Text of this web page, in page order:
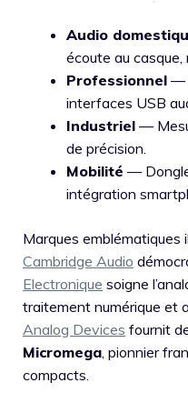
Audio
écoute au casque,
Professionnel —
interfaces USB
Industriel —
de précision.
Mobilité —
intégration
Marques emblématiques
Cambridge Audio
Electronique soigne
traitement numérique et
Analog Devices fournit
Micromega, pionnier
compacts.